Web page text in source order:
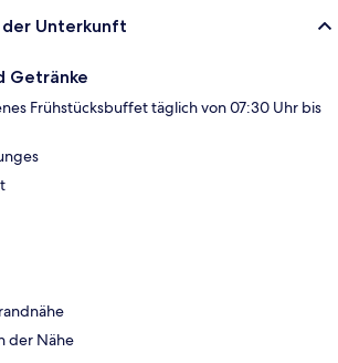
Unterkunft
Getränke
Frühstücksbuffet täglich von 07:30 Uhr bis
der Nähe